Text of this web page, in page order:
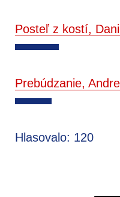
Posteľ z kostí,
Prebúdzanie,
Hlasovalo: 120